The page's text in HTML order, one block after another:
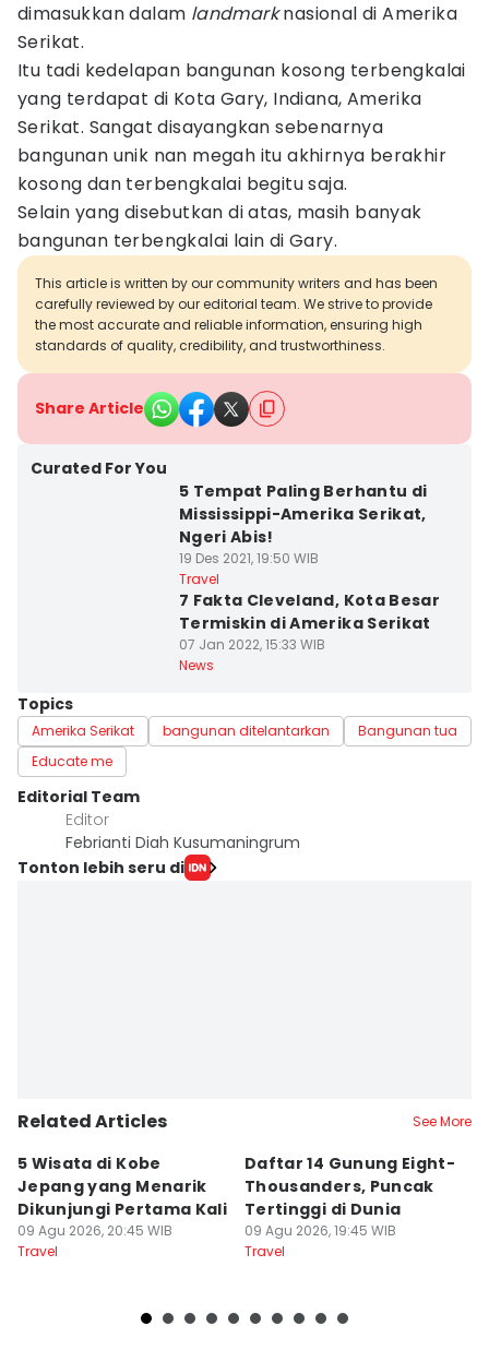
dimasukkan dalam landmarknasional di Amerika
Serikat.
Itu tadi kedelapan bangunan kosong terbengkalai
yang terdapat di Kota Gary, Indiana, Amerika
Serikat. Sangat disayangkan sebenarnya
bangunan unik nan megah itu akhirnya berakhir
kosong dan terbengkalai begitu saja.
Selain yang disebutkan di atas, masih banyak
bangunan terbengkalai lain di Gary.
This article is written by our community writers and has been
carefully reviewed by our editorial team. We strive to provide
the most accurate and reliable information, ensuring high
standards of quality, credibility, and trustworthiness.
Share Article
Curated For You
5 Tempat Paling Berhantu di
Mississippi-Amerika Serikat,
Ngeri Abis!
19 Des 2021, 19:50 WIB
Travel
7 Fakta Cleveland, Kota Besar
Termiskin di Amerika Serikat
07 Jan 2022, 15:33 WIB
News
Topics
Amerika Serikat bangunan ditelantarkan
Bangunan tua
Educate me
Editorial Team
Editor
Febrianti Diah Kusumaningrum
Tonton lebih seru di
Related Articles See More
5 Wisata di Kobe
Jepang yang Menarik
Dikunjungi Pertama Kali
09 Agu 2026, 20:45 WIB
Travel
Daftar 14 Gunung Eight-
Thousanders, Puncak
Tertinggi di Dunia
09 Agu 2026, 19:45 WIB
Travel